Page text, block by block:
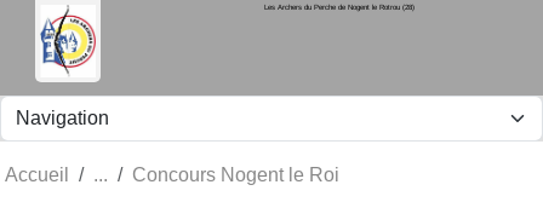
Les Archers du Perche de Nogent le Rotrou (28)
Accueil Concours Nogent le Roi
Panneau de gestion des cookies